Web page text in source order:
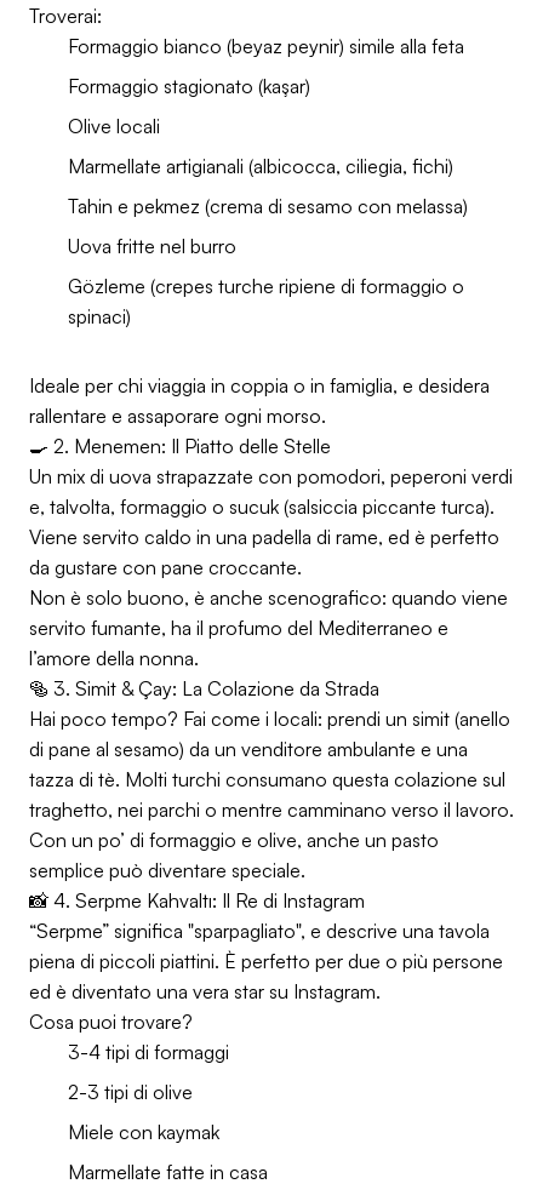
Troverai:
Formaggio bianco (beyaz peynir) simile alla feta
Formaggio stagionato (kaşar)
Olive locali
Marmellate artigianali (albicocca, ciliegia, fichi)
Tahin e pekmez (crema di sesamo con melassa)
Uova fritte nel burro
Gözleme (crepes turche ripiene di formaggio o
spinaci)
Ideale per chi viaggia in coppia o in famiglia, e desidera
rallentare e assaporare ogni morso.
🍳 2. Menemen: Il Piatto delle Stelle
Un mix di uova strapazzate con pomodori, peperoni verdi
e, talvolta, formaggio o sucuk (salsiccia piccante turca).
Viene servito caldo in una padella di rame, ed è perfetto
da gustare con pane croccante.
Non è solo buono, è anche scenografico: quando viene
servito fumante, ha il profumo del Mediterraneo e
l’amore della nonna.
🥯 3. Simit & Çay: La Colazione da Strada
Hai poco tempo? Fai come i locali: prendi un simit (anello
di pane al sesamo) da un venditore ambulante e una
tazza di tè. Molti turchi consumano questa colazione sul
traghetto, nei parchi o mentre camminano verso il lavoro.
Con un po’ di formaggio e olive, anche un pasto
semplice può diventare speciale.
📸 4. Serpme Kahvaltı: Il Re di Instagram
“Serpme” significa "sparpagliato", e descrive una tavola
piena di piccoli piattini. È perfetto per due o più persone
ed è diventato una vera star su Instagram.
Cosa puoi trovare?
3-4 tipi di formaggi
2-3 tipi di olive
Miele con kaymak
Marmellate fatte in casa